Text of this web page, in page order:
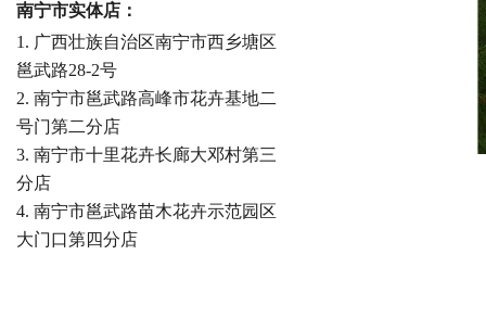
南宁市实体店：
1. 广西壮族自治区南宁市西乡塘区
邕武路28-2号
2. 南宁市邕武路高峰市花卉基地二
号门第二分店
3. 南宁市十里花卉长廊大邓村第三
分店
4. 南宁市邕武路苗木花卉示范园区
大门口第四分店